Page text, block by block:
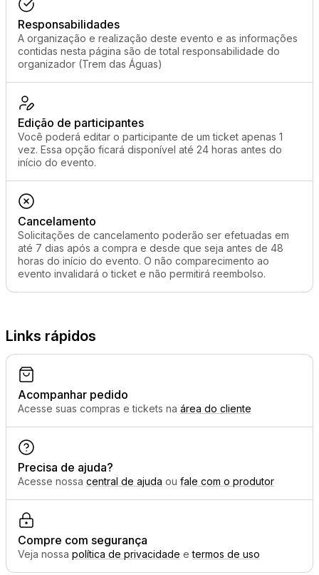
Responsabilidades
A organização e realização deste evento e as informações
contidas nesta página são de total responsabilidade do
organizador (Trem das Águas)
Edição de participantes
Você poderá editar o participante de um ticket apenas 1
vez. Essa opção ficará disponível até 24 horas antes do
início do evento.
Cancelamento
Solicitações de cancelamento poderão ser efetuadas em
até 7 dias após a compra e desde que seja antes de 48
horas do início do evento. O não comparecimento ao
evento invalidará o ticket e não permitirá reembolso.
Links rápidos
Acompanhar pedido
Acesse suas compras e tickets na área do cliente
Precisa de ajuda?
Acesse nossa central de ajuda ou fale com o produtor
Compre com segurança
Veja nossa política de privacidade etermos de uso